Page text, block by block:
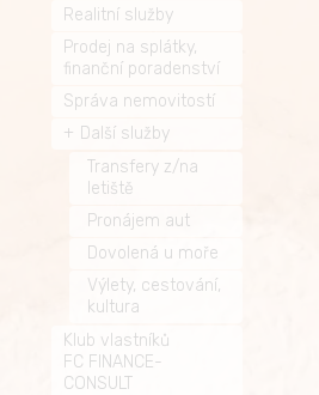
Realitní služby
Prodej na splátky,
finanční poradenství
Správa nemovitostí
Další služby
Transfery z/na
letiště
Pronájem aut
Dovolená u moře
Výlety, cestování,
kultura
Klub vlastníků
FC FINANCE-
CONSULT